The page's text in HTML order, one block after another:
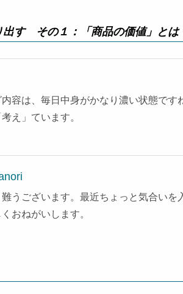
出す その１：「商品の価値」とは
容は、毎日中身がかなり濃い状態です
え」ています。
うございます。最近ちょっと気合い
おねがいします。